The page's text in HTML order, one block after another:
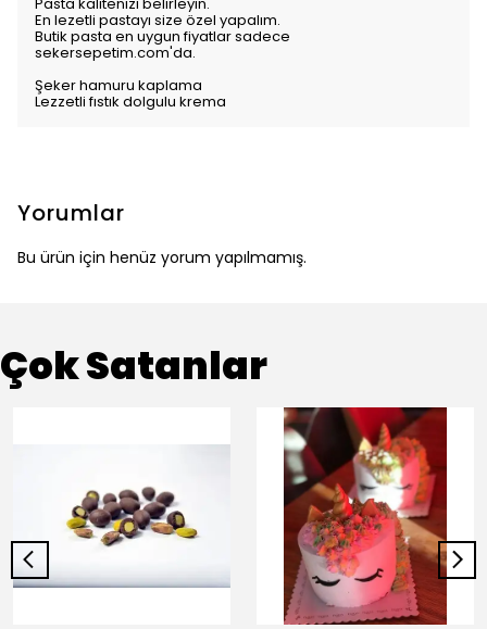
En lezetli pastayı size özel yapalım.
Butik pasta en uygun fiyatlar sadece
sekersepetim.com'da.
Şeker hamuru kaplama
Lezzetli fıstık dolgulu krema
Yorumlar
Bu ürün için henüz yorum yapılmamış.
Çok Satanlar